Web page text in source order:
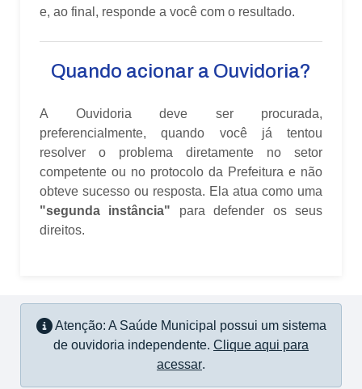
e, ao final, responde a você com o resultado.
Quando acionar a Ouvidoria?
A Ouvidoria deve ser procurada,
preferencialmente, quando você já tentou
resolver o problema diretamente no setor
competente ou no protocolo da Prefeitura e não
obteve sucesso ou resposta. Ela atua como uma
"segunda instância" para defender os seus
direitos.
Atenção: A Saúde Municipal possui um sistema
de ouvidoria independente. Clique aqui para
acessar.